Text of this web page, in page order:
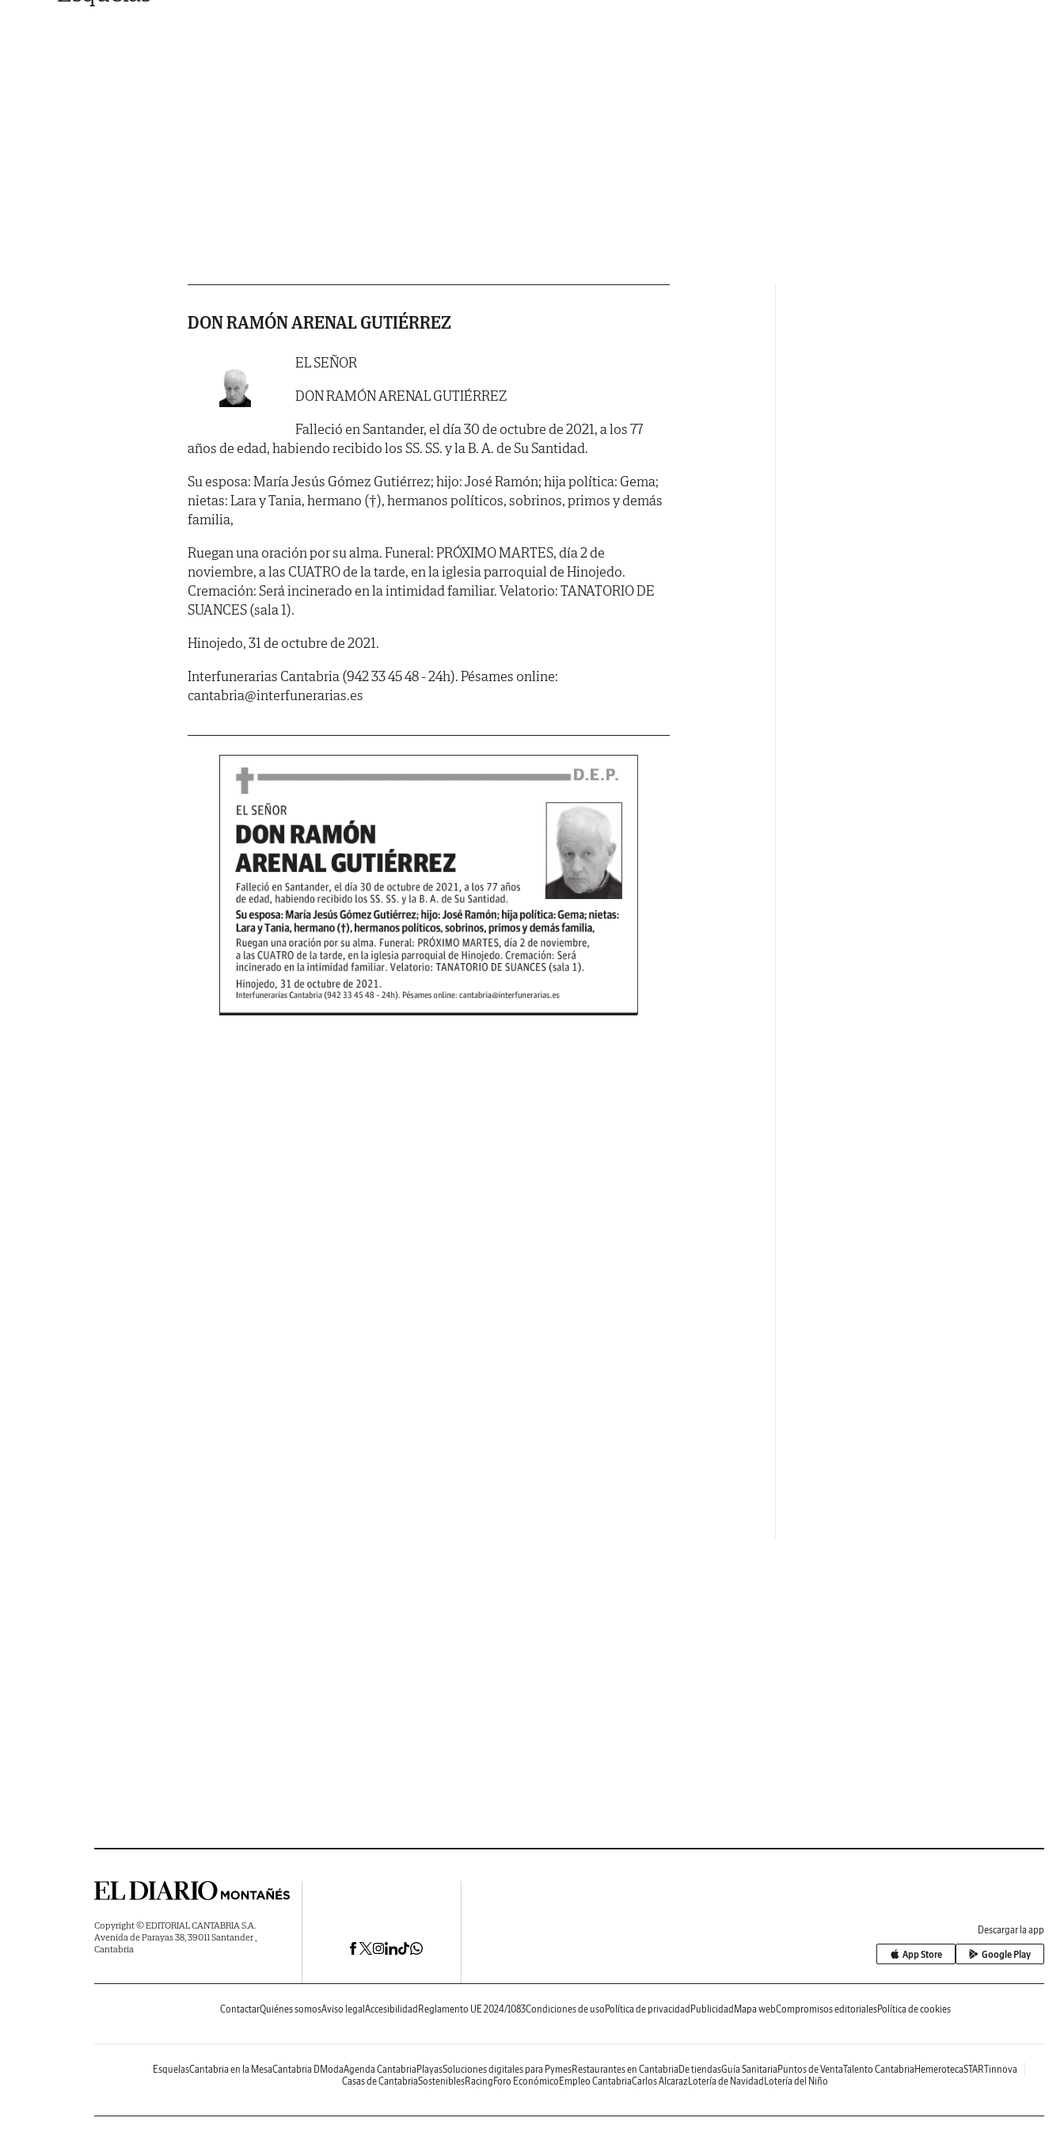
DON RAMÓN ARENAL GUTIÉRREZ
EL SEÑOR
DON RAMÓN ARENAL GUTIÉRREZ
Falleció en Santander, el día 30 de octubre de 2021, a los 77
años de edad, habiendo recibido los SS. SS. y la B. A. de Su Santidad.
Su esposa: María Jesús Gómez Gutiérrez; hijo: José Ramón; hija política: Gema;
nietas: Lara y Tania, hermano (†), hermanos políticos, sobrinos, primos y demás
familia,
Ruegan una oración por su alma. Funeral: PRÓXIMO MARTES, día 2 de
noviembre, a las CUATRO de la tarde, en la iglesia parroquial de Hinojedo.
Cremación: Será incinerado en la intimidad familiar. Velatorio: TANATORIO DE
SUANCES (sala 1).
Hinojedo, 31 de octubre de 2021.
Interfunerarias Cantabria (942 33 45 48 - 24h). Pésames online:
cantabria@interfunerarias.es
Copyright © EDITORIAL CANTABRIA S.A.
Avenida de Parayas 38, 39011 Santander ,
Cantabria
Descargar la app
App Store Google Play
ContactarQuiénes somosAviso legal Accesibilidad Reglamento UE 2024/1083Condiciones de uso Política de privacidad Publicidad Mapa webCompromisos editorialesPolítica de cookies
EsquelasCantabria en la MesaCantabria DModaAgenda Cantabria PlayasSoluciones digitales para PymesRestaurantes en Cantabria De tiendasGuía Sanitaria Puntos de VentaTalento Cantabria HemerotecaSTARTinnova
Casas de CantabriaSosteniblesRacing Foro Económico Empleo CantabriaCarlos AlcarazLotería de Navidad Lotería del Niño